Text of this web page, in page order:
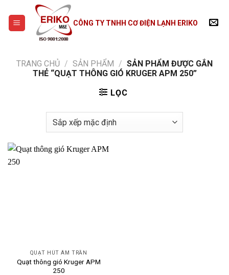
content
CÔNG TY TNHH CƠ ĐIỆN LẠNH ERIKO
TRANG CHỦ / SẢN PHẨM / SẢN PHẨM ĐƯỢC GẮN
THẺ “QUẠT THÔNG GIÓ KRUGER APM 250”
LỌC
QUẠT HÚT ÂM TRẦN
Quạt thông gió Kruger APM
250